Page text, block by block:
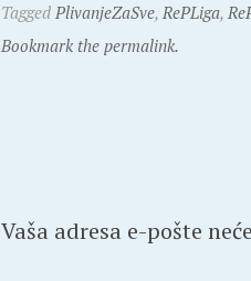
Tagged PlivanjeZaSve, RePLiga,
Bookmark the permalink.
Vaša adresa e-pošte